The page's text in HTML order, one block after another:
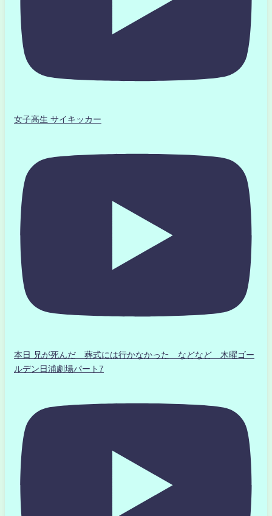
女子高生 サイキッカー
本日 兄が死んだ 葬式には行かなかった などなど 木曜ゴー
ルデン日浦劇場パート7